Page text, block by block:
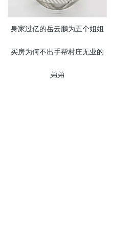
身家过亿的岳云鹏为五个姐姐
买房为何不出手帮村庄无业的
弟弟